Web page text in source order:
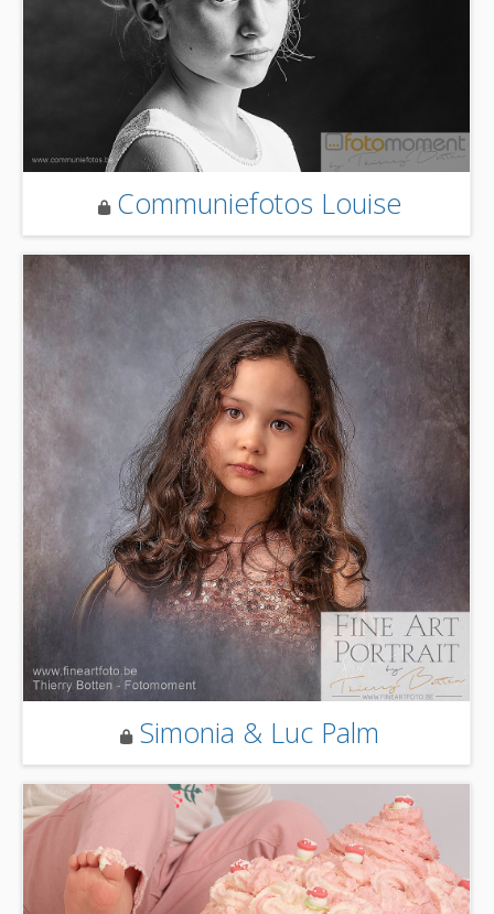
Communiefotos Louise
Simonia & Luc Palm